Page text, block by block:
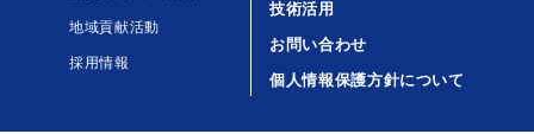
地域貢献活動
採用情報
技術活用
お問い合わせ
個人情報保護方針について